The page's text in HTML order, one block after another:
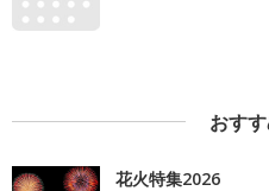
おす
花火特集2026